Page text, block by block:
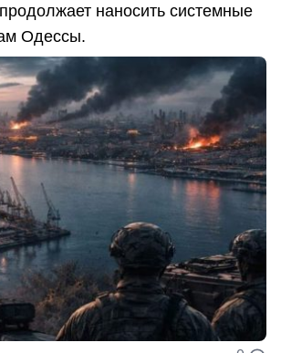
наносить системные
Одессы.